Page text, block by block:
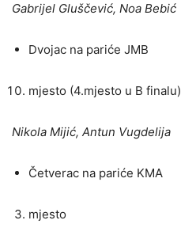
Gabrijel Gluščević, Noa Bebić
Dvojac na pariće JMB
mjesto (4.mjesto u B finalu)
Nikola Mijić, Antun Vugdelija
Četverac na pariće KMA
mjesto